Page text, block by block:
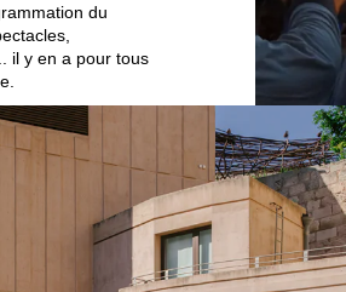
du
il y en a pour tous